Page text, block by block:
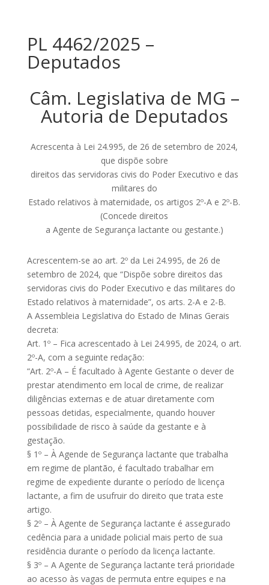
PL 4462/2025 –
Deputados
Câm. Legislativa de MG –
Autoria de Deputados
Acrescenta à Lei 24.995, de 26 de setembro de 2024,
que dispõe sobre
direitos das servidoras civis do Poder Executivo e das
militares do
Estado relativos à maternidade, os artigos 2º-A e 2º-B.
(Concede direitos
a Agente de Segurança lactante ou gestante.)
Acrescentem-se ao art. 2º da Lei 24.995, de 26 de
setembro de 2024, que “Dispõe sobre direitos das
servidoras civis do Poder Executivo e das militares do
Estado relativos à maternidade”, os arts. 2-A e 2-B.
A Assembleia Legislativa do Estado de Minas Gerais
decreta:
Art. 1º – Fica acrescentado à Lei 24.995, de 2024, o art.
2º-A, com a seguinte redação:
“Art. 2º-A – É facultado à Agente Gestante o dever de
prestar atendimento em local de crime, de realizar
diligências externas e de atuar diretamente com
pessoas detidas, especialmente, quando houver
possibilidade de risco à saúde da gestante e à
gestação.
§ 1º – À Agende de Segurança lactante que trabalha
em regime de plantão, é facultado trabalhar em
regime de expediente durante o período de licença
lactante, a fim de usufruir do direito que trata este
artigo.
§ 2º – À Agente de Segurança lactante é assegurado
cedência para a unidade policial mais perto de sua
residência durante o período da licença lactante.
§ 3º – A Agente de Segurança lactante terá prioridade
ao acesso às vagas de permuta entre equipes e na